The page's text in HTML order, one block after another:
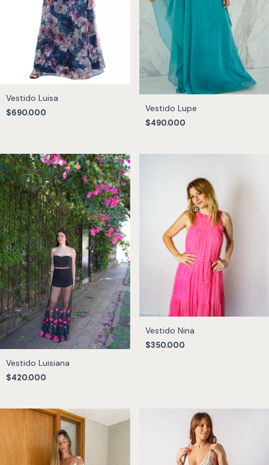
Vestido Luisa
$690.000 Vestido Lupe
$490.000
Vestido Luisiana
$420.000
Vestido Nina
$350.000